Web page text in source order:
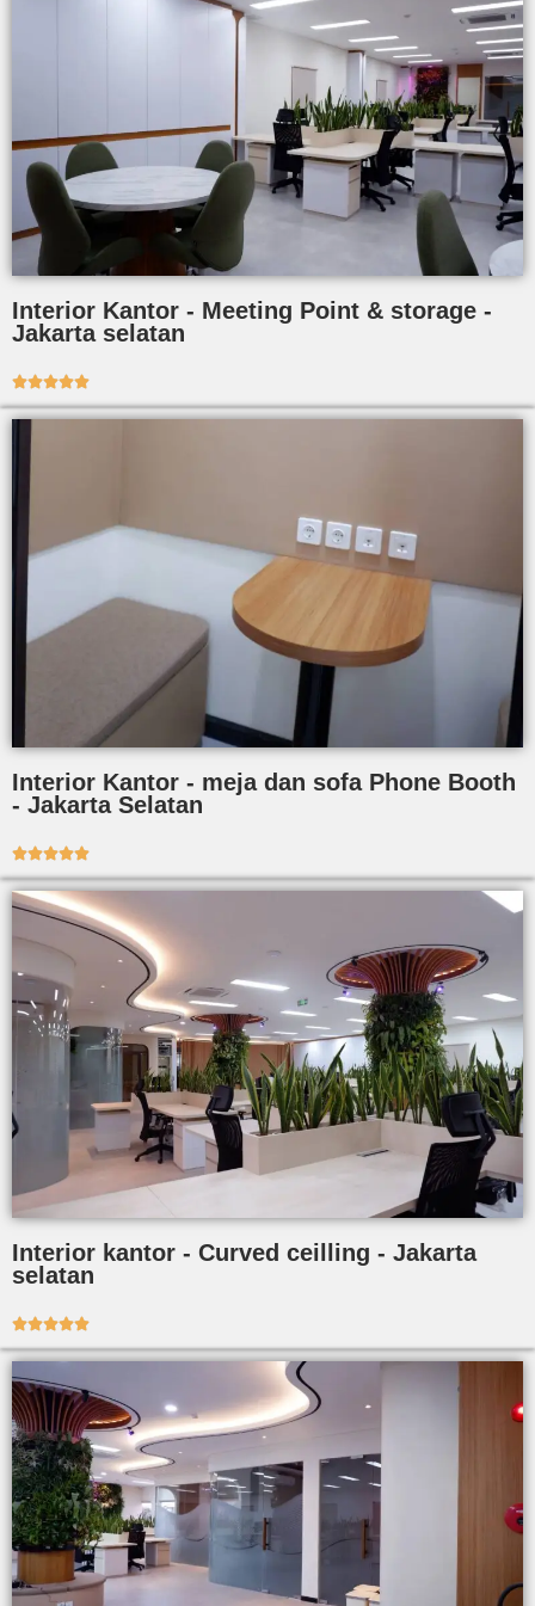
Interior Kantor - Meeting Point & storage -
Jakarta selatan

Interior Kantor - meja dan sofa Phone Booth
- Jakarta Selatan

Interior kantor - Curved ceilling - Jakarta
selatan
